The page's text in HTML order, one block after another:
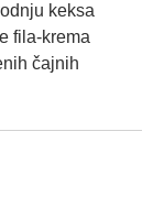
keksa
fila-krema
čajnih